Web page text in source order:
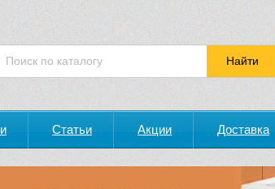
Статьи Акции Доставка